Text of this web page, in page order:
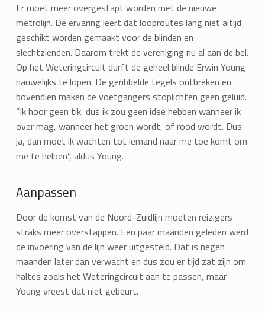
Er moet meer overgestapt worden met de nieuwe
metrolijn. De ervaring leert dat looproutes lang niet altijd
geschikt worden gemaakt voor de blinden en
slechtzienden. Daarom trekt de vereniging nu al aan de bel.
Op het Weteringcircuit durft de geheel blinde Erwin Young
nauwelijks te lopen. De geribbelde tegels ontbreken en
bovendien maken de voetgangers stoplichten geen geluid.
“Ik hoor geen tik, dus ik zou geen idee hebben wanneer ik
over mag, wanneer het groen wordt, of rood wordt. Dus
ja, dan moet ik wachten tot iemand naar me toe komt om
me te helpen”, aldus Young.
Aanpassen
Door de komst van de Noord-Zuidlijn moeten reizigers
straks meer overstappen. Een paar maanden geleden werd
de invoering van de lijn weer uitgesteld. Dat is negen
maanden later dan verwacht en dus zou er tijd zat zijn om
haltes zoals het Weteringcircuit aan te passen, maar
Young vreest dat niet gebeurt.